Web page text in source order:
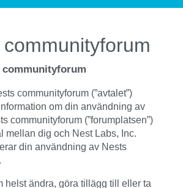
communityforum (”avtalet”)
om din användning av
communityforum (”forumplatsen”)
mellan dig och Nest Labs, Inc.
din användning av Nests
helst ändra, göra tillägg till eller ta